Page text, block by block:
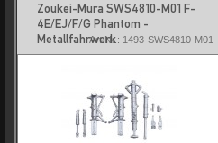
Zoukei-Mura SWS4810-M01 F-
4E/EJ/F/G Phantom -
MetallfahrwerkArt.Nr.: 1493-SWS4810-M01